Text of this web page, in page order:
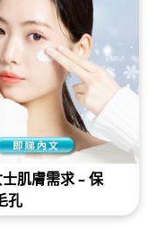
肌膚需求 – 保
孔